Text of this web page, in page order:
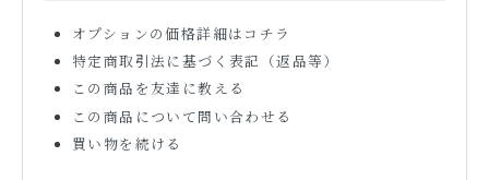
オプションの価格詳細はコチラ
特定商取引法に基づく表記（返品等）
この商品を友達に教える
この商品について問い合わせる
買い物を続ける